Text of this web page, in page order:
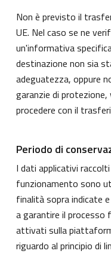
Non è previsto il
UE. Nel caso se ne
un'informativa
destinazione non sia
adeguatezza, oppure
garanzie di
procedere con il
Periodo di
I dati applicativi
funzionamento sono
finalità sopra indicate
a garantire il
attivati sulla
riguardo al principio di